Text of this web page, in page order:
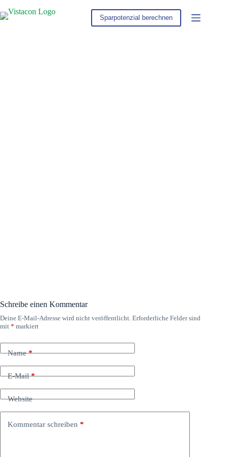
Inhalt
springen
Sparpotenzial berechnen
Schreibe einen Kommentar
Deine E-Mail-Adresse wird nicht veröffentlicht. Erforderliche Felder sind
mit * markiert
Name*
E-Mail*
Website
Kommentar schreiben *